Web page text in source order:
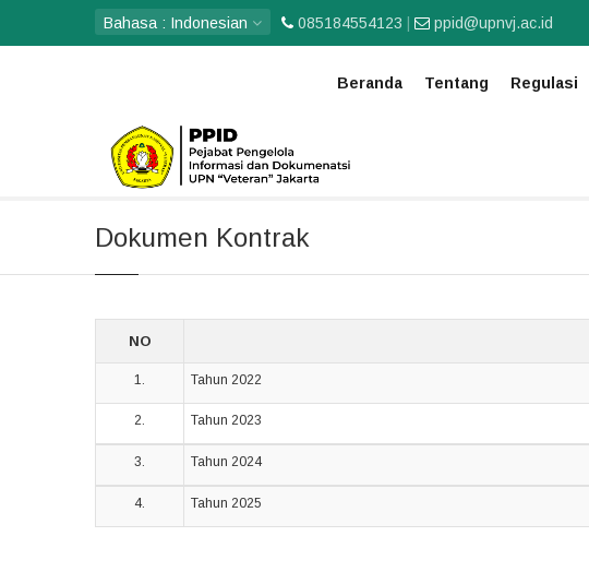
Bahasa : Indonesian 085184554123 ppid@upnvj.ac.id
Beranda Tentang Regulasi
Beranda Dokumen Kontrak
Dokumen Kontrak
NO
1. Tahun 2022
2. Tahun 2023
3. Tahun 2024
4. Tahun 2025